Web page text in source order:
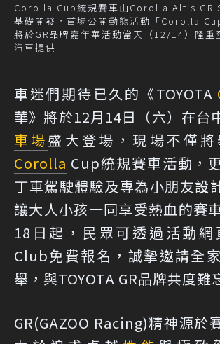
Corolla Cup統規賽車由Corolla Altis GR
基礎開發，首場公開動態活動「Corolla
將於GR品牌嘉年華活動當天（12/14）隆重
汽車提供
車迷們期待已久的《TOYOTA
華》將於12月14日（六）在台
車場盛大登場，現場不僅
Corolla Cup統規賽車活動，
丁車駕駛體驗及專為小朋友設
讓大人小孩一同享受熱血的賽
18日起，民眾可透過活動網
Club免費報名，誠摯邀請全
舉，與TOYOTA GR品牌共度難
GR(GAZOO Racing)精神源於